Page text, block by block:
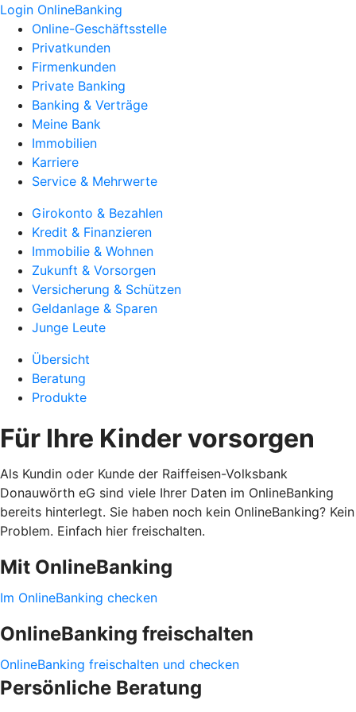
Login OnlineBanking
Online-Geschäftsstelle
Privatkunden
Firmenkunden
Private Banking
Banking & Verträge
Meine Bank
Immobilien
Karriere
Service & Mehrwerte
Girokonto & Bezahlen
Kredit & Finanzieren
Immobilie & Wohnen
Zukunft & Vorsorgen
Versicherung & Schützen
Geldanlage & Sparen
Junge Leute
Übersicht
Beratung
Produkte
Für Ihre Kinder vorsorgen
Als Kundin oder Kunde der Raiffeisen-Volksbank
Donauwörth eG sind viele Ihrer Daten im OnlineBanking
bereits hinterlegt. Sie haben noch kein OnlineBanking? Kein
Problem. Einfach hier freischalten.
Mit OnlineBanking
Im OnlineBanking checken
OnlineBanking freischalten
OnlineBanking freischalten und checken
Persönliche Beratung